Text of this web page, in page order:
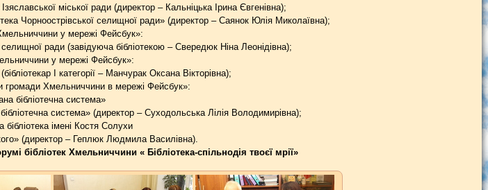
міської ради (директор – Кальніцька Ірина Євгенівна);
Чорноострівської селищної ради» (директор – Саянок Юлія Миколаївна);
Хмельниччини у мережі Фейсбук»:
селищної ради (завідуюча бібліотекою – Свередюк Ніна Леонідівна);
у мережі Фейсбук»:
І категорії – Манчурак Оксана Вікторівна);
громади Хмельниччини в мережі Фейсбук»:
бібліотечна система»
система» (директор – Суходольська Лілія Володимирівна);
імені Костя Солухи
(директор – Геплюк Людмила Василівна).
бібліотек Хмельниччини « Бібліотека-спільнодія твоєї мрії»